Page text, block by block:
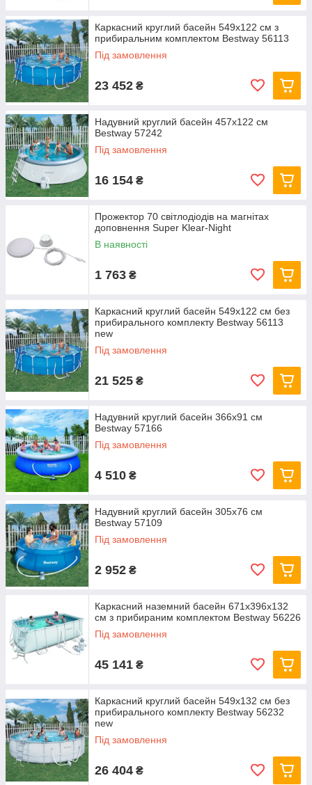
Каркасний круглий басейн 549x122 см з
прибиральним комплектом Bestway 56113
Під замовлення
23 452 ₴
Надувний круглий басейн 457х122 см
Bestway 57242
Під замовлення
16 154 ₴
Прожектор 70 світлодіодів на магнітах
доповнення Super Klear-Night
В наявності
1 763 ₴
Каркасний круглий басейн 549x122 см без
прибирального комплекту Bestway 56113
new
Під замовлення
21 525 ₴
Надувний круглий басейн 366х91 см
Bestway 57166
Під замовлення
4 510 ₴
Надувний круглий басейн 305х76 см
Bestway 57109
Під замовлення
2 952 ₴
Каркасний наземний басейн 671x396x132
см з прибираним комплектом Bestway 56226
Під замовлення
45 141 ₴
Каркасний круглий басейн 549x132 см без
прибирального комплекту Bestway 56232
new
Під замовлення
26 404 ₴